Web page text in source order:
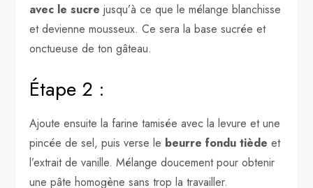
avec le sucre jusqu’à ce que le mélange blanchisse
et devienne mousseux. Ce sera la base sucrée et
onctueuse de ton gâteau.
Étape 2 :
Ajoute ensuite la farine tamisée avec la levure et une
pincée de sel, puis verse le beurre fondu tiède et
l’extrait de vanille. Mélange doucement pour obtenir
une pâte homogène sans trop la travailler.